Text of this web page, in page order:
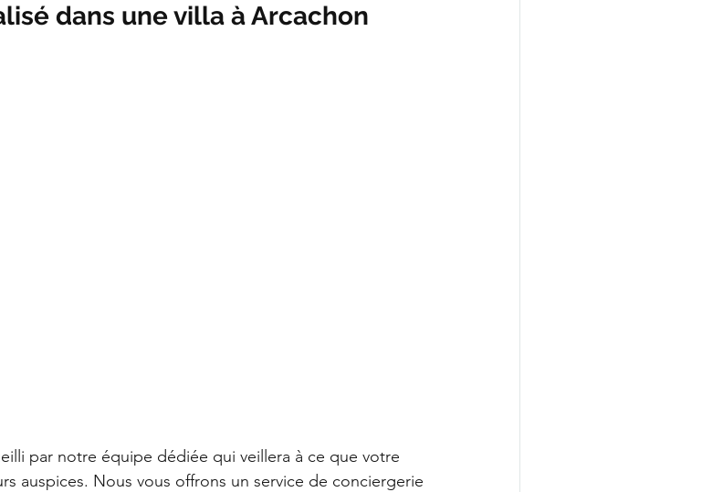
dans une villa à Arcachon
par notre équipe dédiée qui veillera à ce que votre
auspices. Nous vous offrons un service de conciergerie